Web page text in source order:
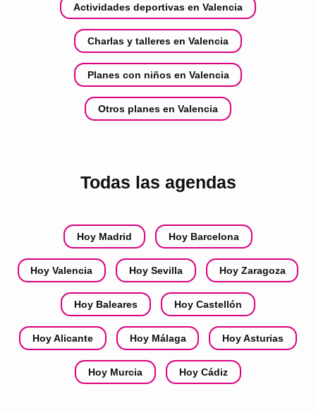
Actividades deportivas en Valencia
Charlas y talleres en Valencia
Planes con niños en Valencia
Otros planes en Valencia
Todas las agendas
Hoy Madrid Hoy Barcelona
Hoy Valencia Hoy Sevilla Hoy Zaragoza
Hoy Baleares Hoy Castellón
Hoy Alicante Hoy Málaga Hoy Asturias
Hoy Murcia Hoy Cádiz